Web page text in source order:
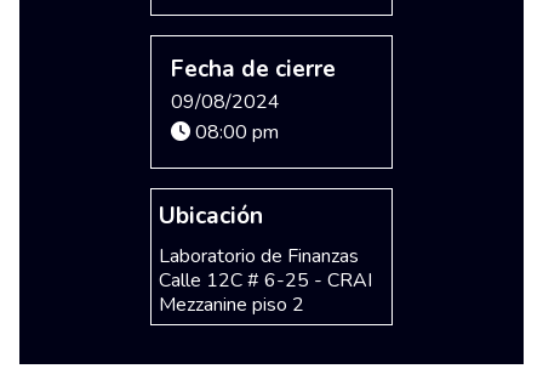
Fecha de cierre
09/08/2024
08:00 pm
Ubicación
Laboratorio de Finanzas
Calle 12C # 6-25 - CRAI
Mezzanine piso 2